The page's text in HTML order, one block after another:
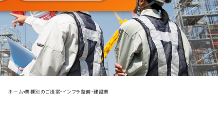
ホーム 業種別のご提案 インフラ整備・建設業